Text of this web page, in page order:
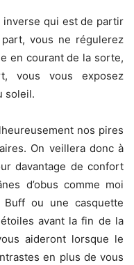
inverse qui est de partir
vous ne régulerez
en courant de la sorte,
vous vous exposez
soleil.
nos pires
On veillera donc à
davantage de confort
d’obus comme moi
Buff ou une casquette
avant la fin de la
aideront lorsque le
en plus de vous